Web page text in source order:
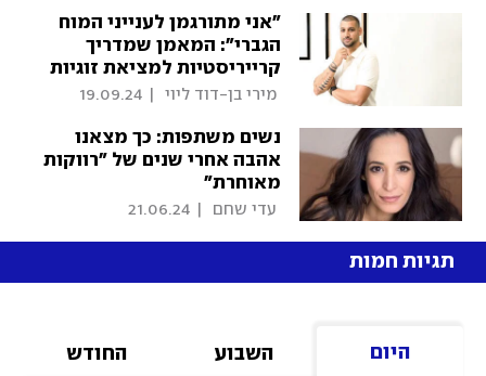
"אני מתורגמן לענייני המוח
הגברי": המאמן שמדריך
קרייריסטיות למציאת זוגיות
מירי בן-דוד ליוי 19.09.24
נשים משתפות: כך מצאנו
אהבה אחרי שנים של "רווקות
מאוחרת"
עדי שחם 21.06.24
תגיות חמות
היום השבוע החודש